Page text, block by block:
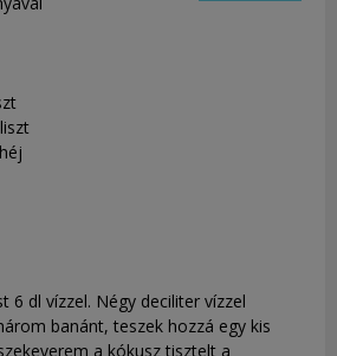
6 dl vízzel. Négy deciliter vízzel
banánt, teszek hozzá egy kis
a kókusz tisztelt a